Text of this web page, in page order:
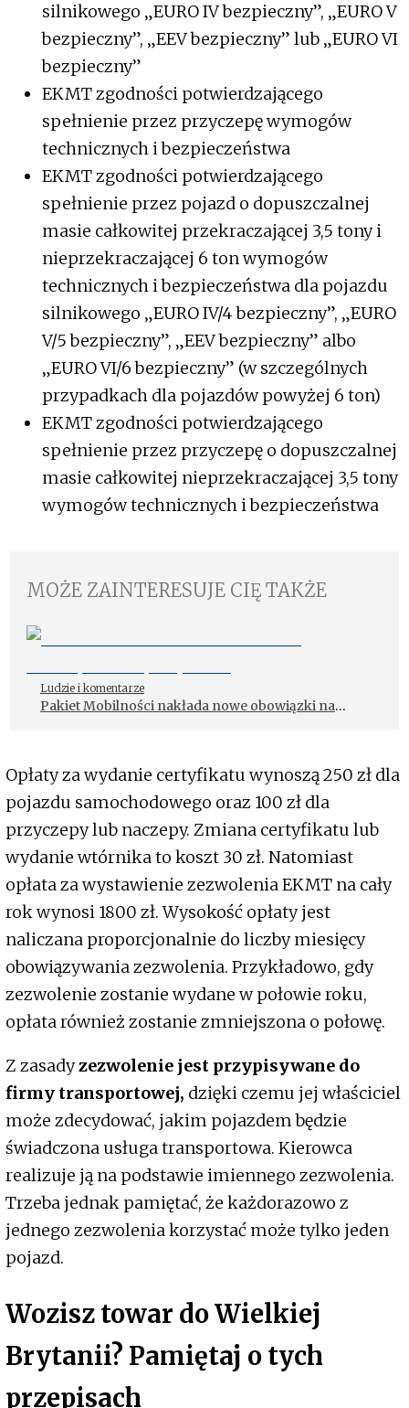
silnikowego „EURO IV bezpieczny”, „EURO V
bezpieczny”, „EEV bezpieczny” lub „EURO VI
bezpieczny”
EKMT zgodności potwierdzającego
spełnienie przez przyczepę wymogów
technicznych i bezpieczeństwa
EKMT zgodności potwierdzającego
spełnienie przez pojazd o dopuszczalnej
masie całkowitej przekraczającej 3,5 tony i
nieprzekraczającej 6 ton wymogów
technicznych i bezpieczeństwa dla pojazdu
silnikowego „EURO IV/4 bezpieczny”, „EURO
V/5 bezpieczny”, „EEV bezpieczny” albo
„EURO VI/6 bezpieczny” (w szczególnych
przypadkach dla pojazdów powyżej 6 ton)
EKMT zgodności potwierdzającego
spełnienie przez przyczepę o dopuszczalnej
masie całkowitej nieprzekraczającej 3,5 tony
wymogów technicznych i bezpieczeństwa
MOŻE ZAINTERESUJE CIĘ TAKŻE
Ludzie i komentarze
Pakiet Mobilności nakłada nowe obowiązki na
Opłaty za wydanie certyfikatu wynoszą 250 zł dla
pojazdu samochodowego oraz 100 zł dla
przyczepy lub naczepy. Zmiana certyfikatu lub
wydanie wtórnika to koszt 30 zł. Natomiast
opłata za wystawienie zezwolenia EKMT na cały
rok wynosi 1800 zł. Wysokość opłaty jest
naliczana proporcjonalnie do liczby miesięcy
obowiązywania zezwolenia. Przykładowo, gdy
zezwolenie zostanie wydane w połowie roku,
opłata również zostanie zmniejszona o połowę.
Z zasadyzezwolenie jest przypisywane do
firmy transportowej, dzięki czemu jej właściciel
może zdecydować, jakim pojazdem będzie
świadczona usługa transportowa. Kierowca
realizuje ją na podstawie imiennego zezwolenia.
Trzeba jednak pamiętać, że każdorazowo z
jednego zezwolenia korzystać może tylko jeden
pojazd.
Wozisz towar do Wielkiej
Brytanii? Pamiętaj o tych
przepisach